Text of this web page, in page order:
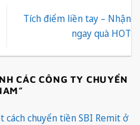
Tích điểm liền tay – Nhận
ngay quà HOT
CÁC CÔNG TY CHUYỂN
”
cách chuyển tiền SBI Remit ở